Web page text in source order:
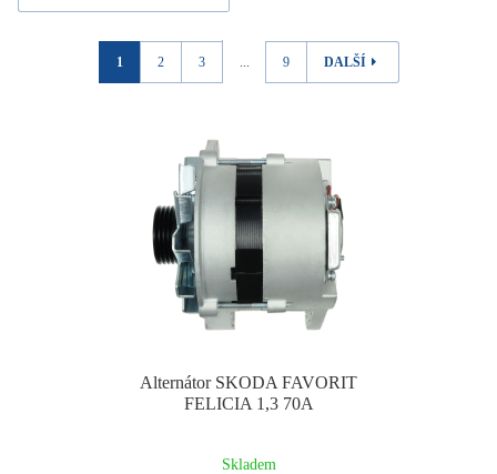
1 2 3 ... 9 DALŠÍ
Alternátor SKODA FAVORIT
FELICIA 1,3 70A
Skladem